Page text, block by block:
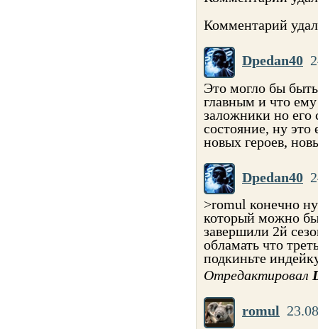
Комментарий
Dpedan40
Это могло бы
главным и что
заложники но его
состояние, ну
новых героев,
Dpedan40
>romul конечно
который можно
завершили 2й
обламать что
подкиньте
Отредактировал
romul